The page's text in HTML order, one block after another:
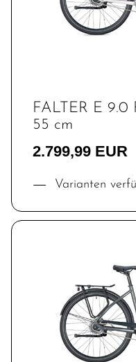
FALTER E
55 cm
2.799,99 EUR
Varianten